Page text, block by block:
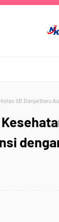
IIB Banjarbaru